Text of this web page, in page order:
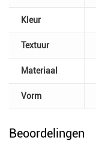
Kleur
Textuur
Materiaal
Vorm
Beoordelingen